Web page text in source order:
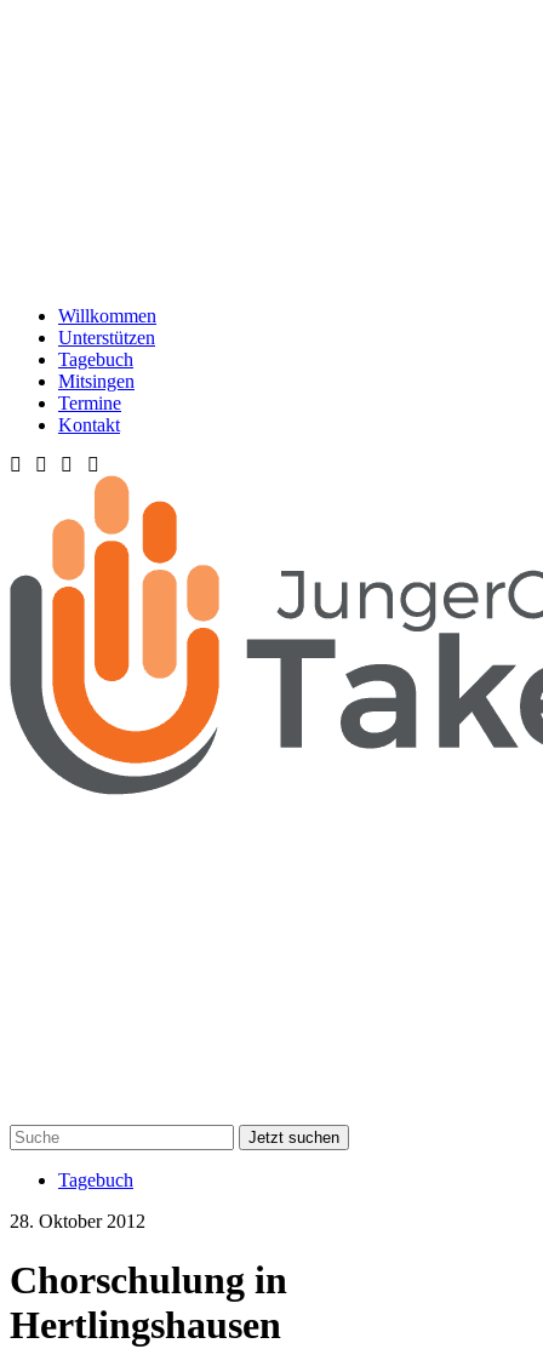
Willkommen
Unterstützen
Tagebuch
Mitsingen
Termine
Kontakt
Jetzt suchen
Tagebuch
28. Oktober 2012
Chorschulung in
Hertlingshausen